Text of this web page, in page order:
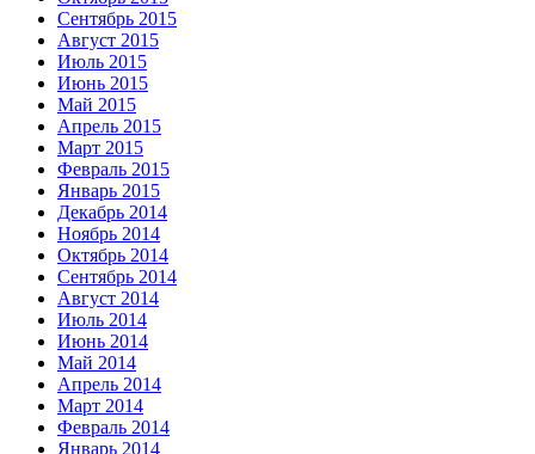
Сентябрь 2015
Август 2015
Июль 2015
Июнь 2015
Май 2015
Апрель 2015
Март 2015
Февраль 2015
Январь 2015
Декабрь 2014
Ноябрь 2014
Октябрь 2014
Сентябрь 2014
Август 2014
Июль 2014
Июнь 2014
Май 2014
Апрель 2014
Март 2014
Февраль 2014
Январь 2014